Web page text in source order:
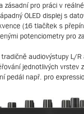
zásadní pro práci v
OLED displej s
(16 tlačítek s
potenciometry pro
audiovýstupy L/
jednotlivých
pedál např. pro